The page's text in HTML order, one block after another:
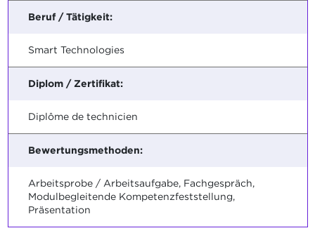
Beruf / Tätigkeit:
Smart Technologies
Diplom / Zertifikat:
Diplôme de technicien
Bewertungsmethoden:
Arbeitsprobe / Arbeitsaufgabe, Fachgespräch,
Modulbegleitende Kompetenzfeststellung,
Präsentation